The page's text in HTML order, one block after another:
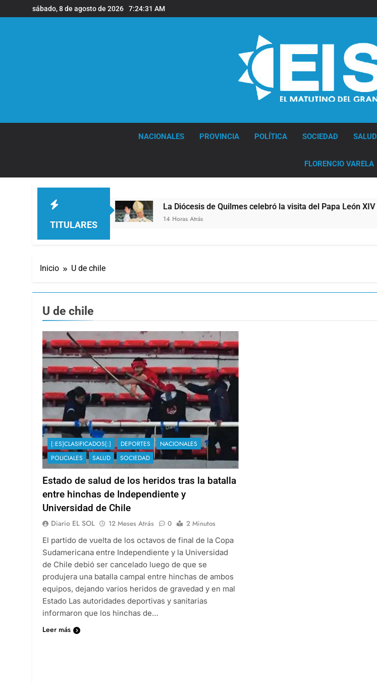
al
sábado, 8 de agosto de 2026 7:24:32 AM
NACIONALES PROVINCIA POLÍTICA SOCIEDAD SALUD
FLORENCIO VARELA
TITULARES
La Diócesis de Quilmes celebró la visita del Papa León XIV a la Argentina
14 Horas Atrás
Inicio U de chile
U de chile
{:ES}CLASIFICADOS{:} DEPORTES
NACIONALES
POLICIALES
SALUD SOCIEDAD
Estado de salud de los heridos tras la batalla
entre hinchas de Independiente y
Universidad de Chile
Diario EL SOL 12 Meses Atrás 0
2 Minutos
El partido de vuelta de los octavos de final de la Copa
Sudamericana entre Independiente y la Universidad
de Chile debió ser cancelado luego de que se
produjera una batalla campal entre hinchas de ambos
equipos, dejando varios heridos de gravedad y en mal
Estado Las autoridades deportivas y sanitarias
informaron que los hinchas de…
Leer más